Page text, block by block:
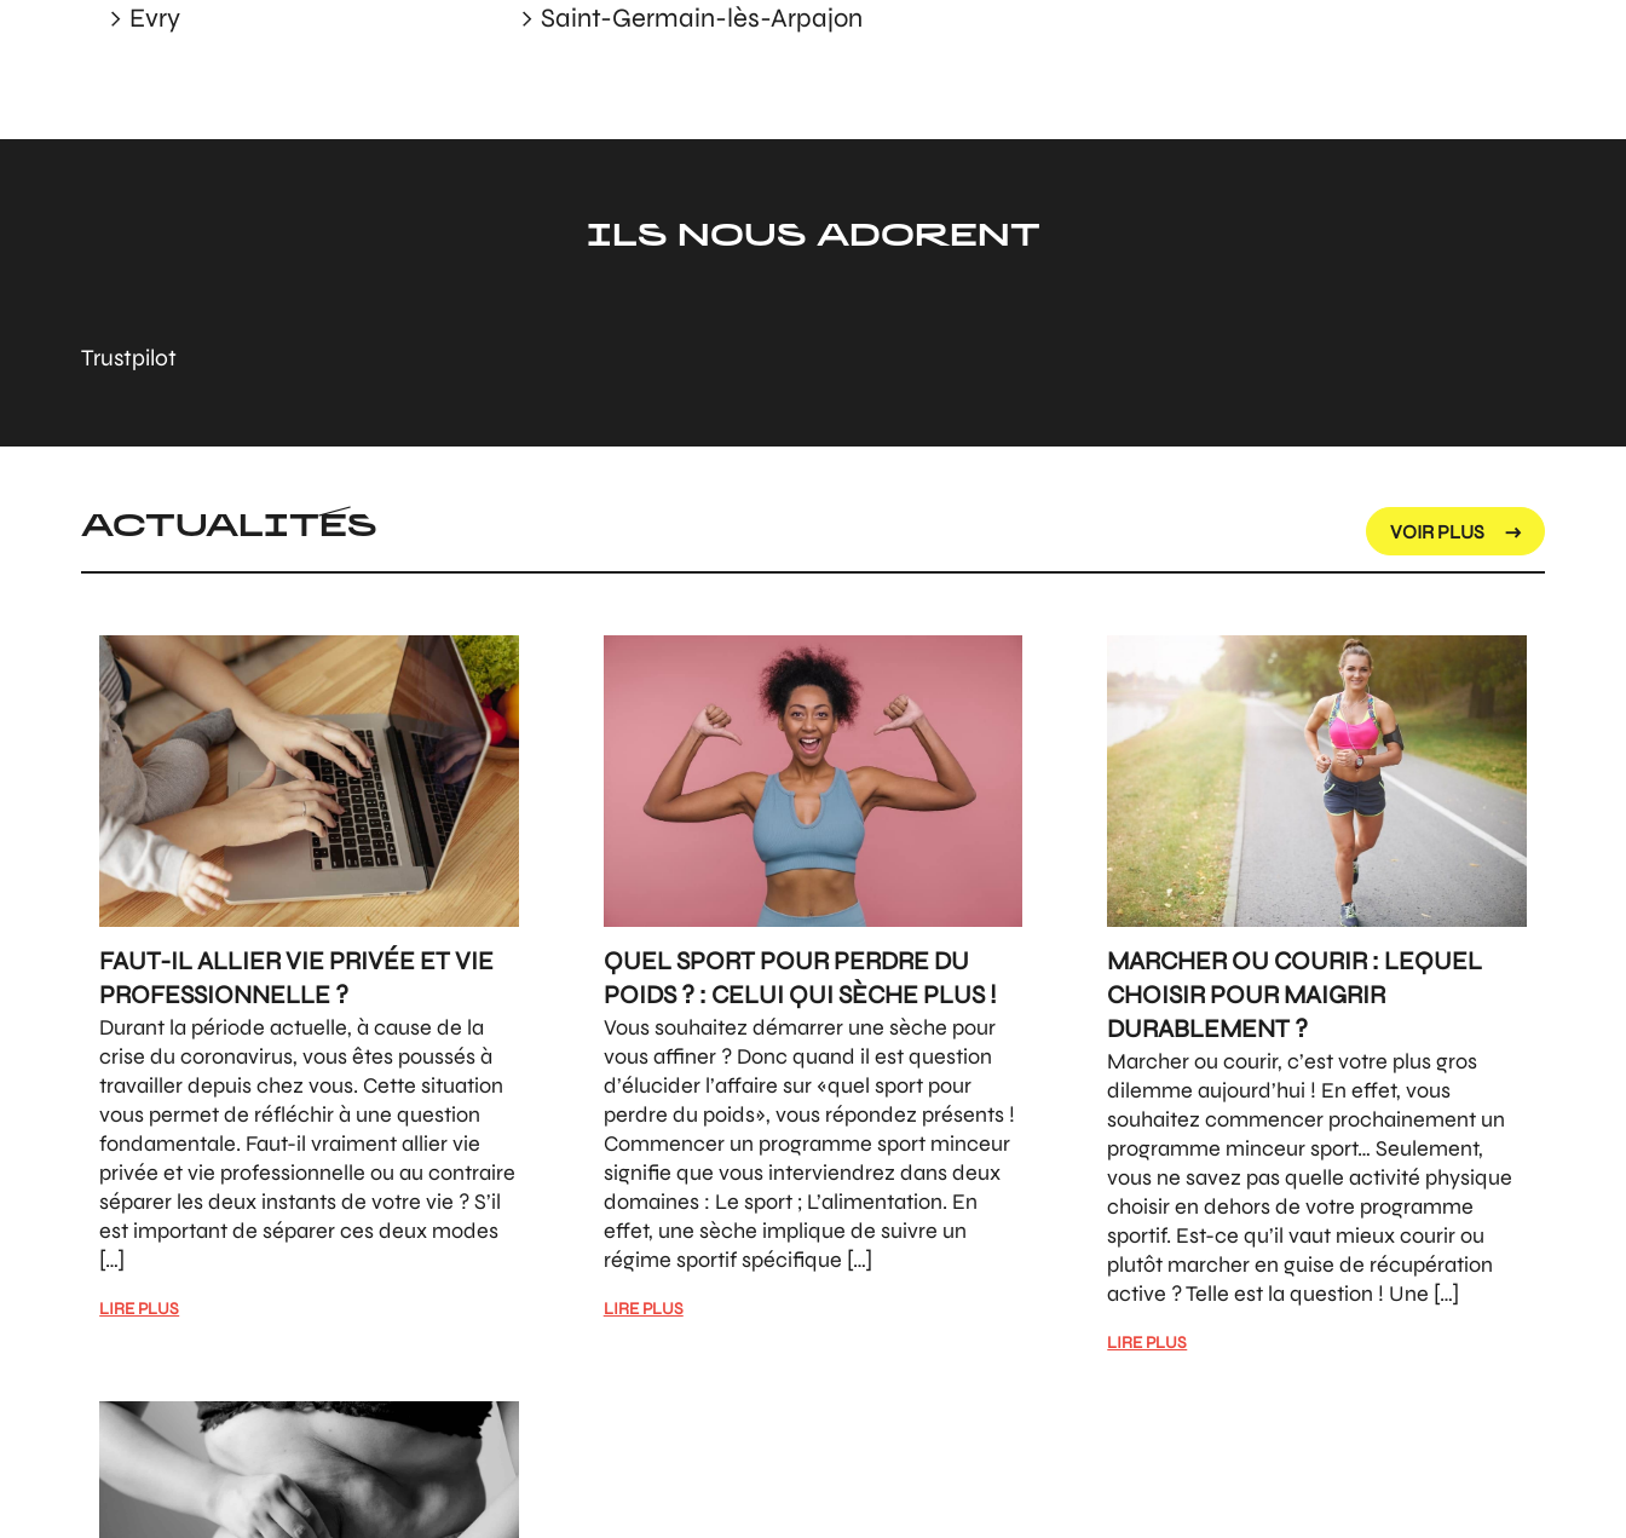
Evry
Saint-Germain-lès-Arpajon
ILS NOUS ADORENT
Trustpilot
ACTUALITÉS VOIR PLUS
FAUT-IL ALLIER VIE PRIVÉE ET VIE
PROFESSIONNELLE ?
Durant la période actuelle, à cause de la
crise du coronavirus, vous êtes poussés à
travailler depuis chez vous. Cette situation
vous permet de réfléchir à une question
fondamentale. Faut-il vraiment allier vie
privée et vie professionnelle ou au contraire
séparer les deux instants de votre vie ? S’il
est important de séparer ces deux modes
[…]
LIRE PLUS
QUEL SPORT POUR PERDRE DU
POIDS ? : CELUI QUI SÈCHE PLUS !
Vous souhaitez démarrer une sèche pour
vous affiner ? Donc quand il est question
d’élucider l’affaire sur «quel sport pour
perdre du poids», vous répondez présents !
Commencer un programme sport minceur
signifie que vous interviendrez dans deux
domaines : Le sport ; L’alimentation. En
effet, une sèche implique de suivre un
régime sportif spécifique […]
LIRE PLUS
MARCHER OU COURIR : LEQUEL
CHOISIR POUR MAIGRIR
DURABLEMENT ?
Marcher ou courir, c’est votre plus gros
dilemme aujourd’hui ! En effet, vous
souhaitez commencer prochainement un
programme minceur sport… Seulement,
vous ne savez pas quelle activité physique
choisir en dehors de votre programme
sportif. Est-ce qu’il vaut mieux courir ou
plutôt marcher en guise de récupération
active ? Telle est la question ! Une […]
LIRE PLUS